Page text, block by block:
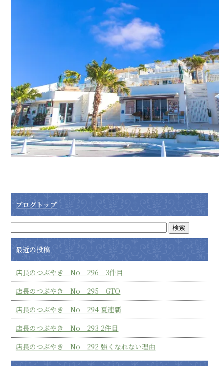
ブログトップ
最近の投稿
店長のつぶやき No 296 3件目
店長のつぶやき No 295 GTO
店長のつぶやき No 294 夏連覇
店長のつぶやき No 293 2件目
店長のつぶやき No 292 強くなれない理由